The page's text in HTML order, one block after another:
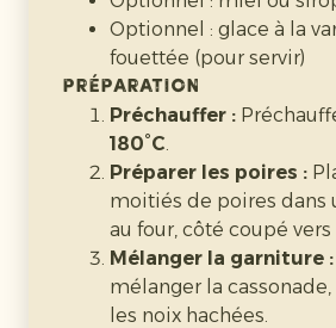
Optionnel : glace à la
fouettée (pour servir)
Préparation
Préchauffer :
180°C
Préparer les poires :
moitiés de poires dans
au four, côté coupé vers
Mélanger la garniture :
mélanger la
les noix hachées.
120 ml d’huile
fondu
2 c. à café d’extrait de
3–4 poires mûres,
et tranchées
Facultatif : 1 c. à café de
muscade
Préparation
Préchauffer :Préchauffez le
Beurrez et chemisez un
un moule rond (~23 cm).